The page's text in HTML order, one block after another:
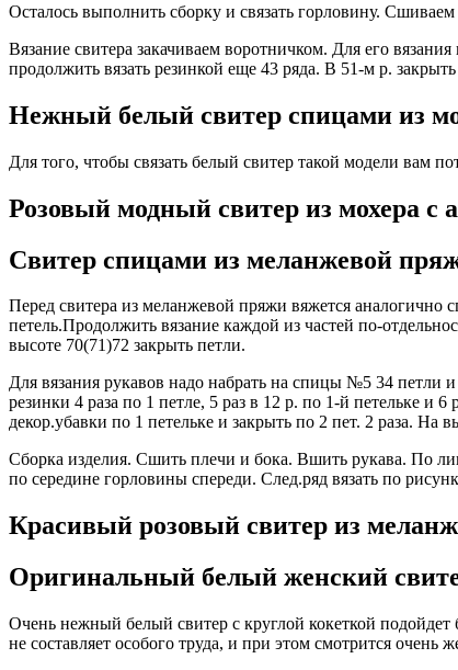
Осталось выполнить сборку и связать горловину.
Вязание свитера закачиваем воротничком. Для его
продолжить вязать резинкой еще 43 ряда. В 51-м р.
Нежный белый свитер спицами из
Для того, чтобы связать белый свитер такой модели вам
Розовый модный свитер из мохера
Свитер спицами из меланжевой
Перед свитера из меланжевой пряжи вяжется аналогично
петель.Продолжить вязание каждой из частей по-
высоте 70(71)72 закрыть петли.
Для вязания рукавов надо набрать на спицы №5 34 петли
резинки 4 раза по 1 петле, 5 раз в 12 р. по 1-й петельке и
декор.убавки по 1 петельке и закрыть по 2 пет. 2 раза. На
Сборка изделия. Сшить плечи и бока. Вшить рукава. По
по середине горловины спереди. След.ряд вязать по
Красивый розовый свитер из
Оригинальный белый женский
Очень нежный белый свитер с круглой кокеткой
не составляет особого труда, и при этом смотрится очень